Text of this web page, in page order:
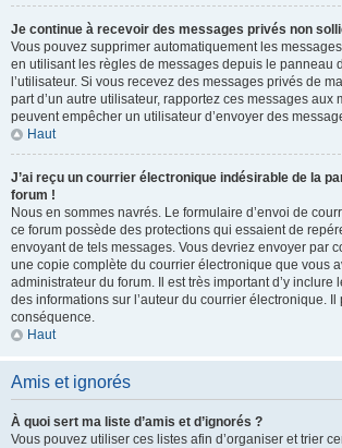
Je continue à recevoir des messages privés non
Vous pouvez supprimer automatiquement les
en utilisant les règles de messages depuis le panneau
l’utilisateur. Si vous recevez des messages privés de
part d’un autre utilisateur, rapportez ces messages aux
peuvent empêcher un utilisateur d’envoyer des
Haut
J’ai reçu un courrier électronique indésirable de la
forum !
Nous en sommes navrés. Le formulaire d’envoi de
ce forum possède des protections qui essaient de
envoyant de tels messages. Vous devriez envoyer par
une copie complète du courrier électronique que vous
administrateur du forum. Il est très important d’y inclure
des informations sur l’auteur du courrier électronique.
conséquence.
Haut
Amis et ignorés
À quoi sert ma liste d’amis et d’ignorés ?
Vous pouvez utiliser ces listes afin d’organiser et trier